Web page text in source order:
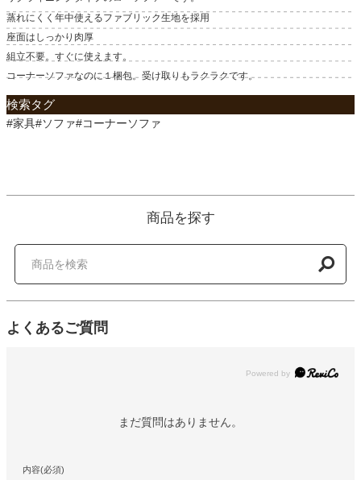
蒸れにくく年中使えるファブリック生地を採用
座面はしっかり肉厚
組立不要。すぐに使えます。
コーナーソファなのに１梱包。受け取りもラクラクです。
検索タグ
#家具#ソファ#コーナーソファ
商品を探す
よくあるご質問
Powered by
まだ質問はありません。
内容(必須)